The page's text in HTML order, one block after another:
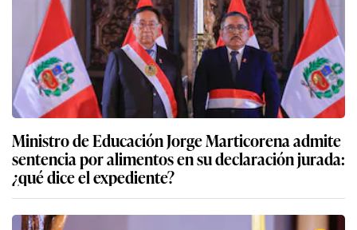
Ministro de Educación Jorge Marticorena admite
sentencia por alimentos en su declaración jurada:
¿qué dice el expediente?